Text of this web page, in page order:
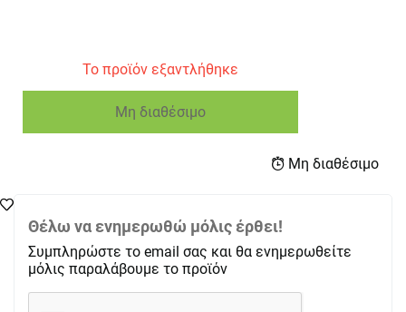
Το προϊόν εξαντλήθηκε
Μη διαθέσιμο
Μη διαθέσιμο
Θέλω να ενημερωθώ μόλις έρθει!
Συμπληρώστε το email σας και θα ενημερωθείτε
μόλις παραλάβουμε το προϊόν